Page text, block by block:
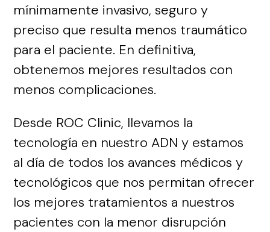
mínimamente invasivo, seguro y
preciso que resulta menos traumático
para el paciente. En definitiva,
obtenemos mejores resultados con
menos complicaciones.
Desde ROC Clinic, llevamos la
tecnología en nuestro ADN y estamos
al día de todos los avances médicos y
tecnológicos que nos permitan ofrecer
los mejores tratamientos a nuestros
pacientes con la menor disrupción